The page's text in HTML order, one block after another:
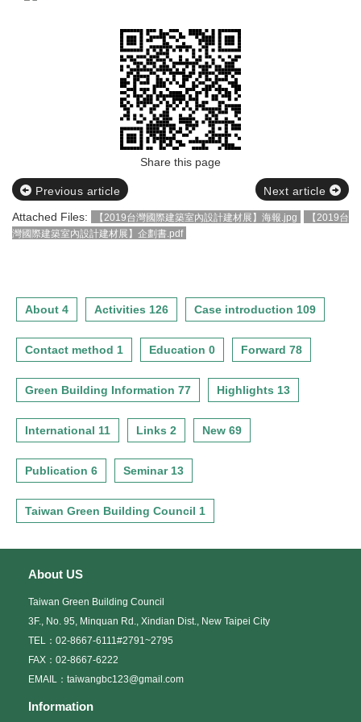
Share this page
Previous article
Next article
Attached Files:
【2019台灣國際建築室內設計建材展】海報.jpg
【2019台
灣國際建築室內設計建材展】企劃書.pdf
About 4 Activities 126 Case introduction 109
Contact method 1 Education 0 Forward 78
Green Building Information 77 Highlights 13
International 11 Links 2 New 69
Publication 6 Seminar 13
Taiwan Green Building Council 1
About US
Taiwan Green Building Council
3F., No. 95, Minquan Rd., Xindian Dist., New Taipei City
TEL：02-8667-6111#2791~2795
FAX：02-8667-6222
EMAIL：taiwangbc123@gmail.com
Information